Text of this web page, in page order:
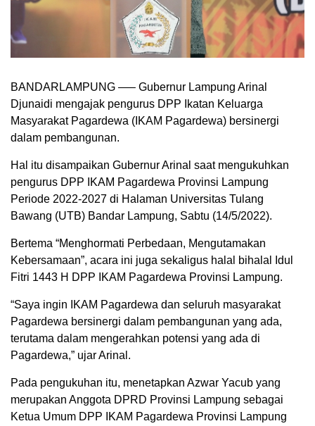
BANDARLAMPUNG —– Gubernur Lampung Arinal
Djunaidi mengajak pengurus DPP Ikatan Keluarga
Masyarakat Pagardewa (IKAM Pagardewa) bersinergi
dalam pembangunan.
Hal itu disampaikan Gubernur Arinal saat mengukuhkan
pengurus DPP IKAM Pagardewa Provinsi Lampung
Periode 2022-2027 di Halaman Universitas Tulang
Bawang (UTB) Bandar Lampung, Sabtu (14/5/2022).
Bertema “Menghormati Perbedaan, Mengutamakan
Kebersamaan”, acara ini juga sekaligus halal bihalal Idul
Fitri 1443 H DPP IKAM Pagardewa Provinsi Lampung.
“Saya ingin IKAM Pagardewa dan seluruh masyarakat
Pagardewa bersinergi dalam pembangunan yang ada,
terutama dalam mengerahkan potensi yang ada di
Pagardewa,” ujar Arinal.
Pada pengukuhan itu, menetapkan Azwar Yacub yang
merupakan Anggota DPRD Provinsi Lampung sebagai
Ketua Umum DPP IKAM Pagardewa Provinsi Lampung